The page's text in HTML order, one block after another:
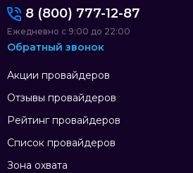
Акции провайдеров
Отзывы провайдеров
Рейтинг провайдеров
Список провайдеров
Зона охвата
8 (800) 777-12-87
Ежедневно с 9:00 до 22:00
Обратный звонок